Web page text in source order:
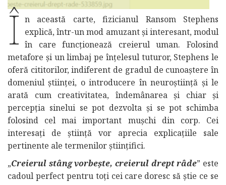
Î n această carte, fizicianul Ransom Stephens
explică, într-un mod amuzant și interesant, modul
în care funcționează creierul uman. Folosind
metafore și un limbaj pe înțelesul tuturor, Stephens le
oferă cititorilor, indiferent de gradul de cunoaștere în
domeniul științei, o introducere în neuroștiință și le
arată cum creativitatea, îndemânarea și chiar și
percepția sinelui se pot dezvolta și se pot schimba
folosind cel mai important mușchi din corp. Cei
interesați de știință vor aprecia explicațiile sale
pertinente ale termenilor științifici.
„Creierul stâng vorbește, creierul drept râde” este
cadoul perfect pentru toți cei care doresc să știe ce se